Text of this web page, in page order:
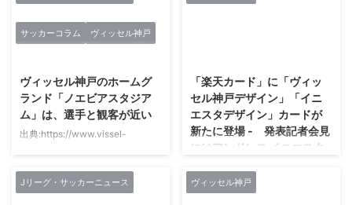
11節vs.鹿島から変更いたしま
す。それに伴い、オーセンティッ
クユニフォーム・レプリカユニフ
配布することをお知らせいたしま
す。 https://vissel-
kobe.co.jp/news/article/16140.h
tml 鎖骨ロゴデザイン変更点
...
（31）がFC東京へ完全移籍する
生年月日：1988年8月19日（31
歳） ■身長／体重：187cm／
84kg ■ポジション：DF ■国籍：
レバノン／ドイツ ■チーム歴：
フュクセ・ベルリン（'07
グ（'08～'11/GER）→FCロート
...
サッカーコラム
ヴィッセル神戸
ヴィッセル神戸のホームグ
ランド「ノエビアスタジア
ム」は、選手と観客が近い
出典:https://www.vissel-
うプロサッカーチームです。 優
勝はまだありませんが、近年は海
「楽天カード」に「ヴィッ
セル神戸デザイン」「イニ
エスタデザイン」カードが
新たに登場 - 発表記者会見
にはアンドレス イニエスタ
壇 -
Jリーグ・サッカーニュース ヴィッセル神戸